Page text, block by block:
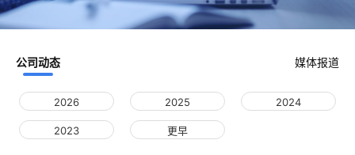
公司动态 媒体报道
2026 2025 2024
2023 更早